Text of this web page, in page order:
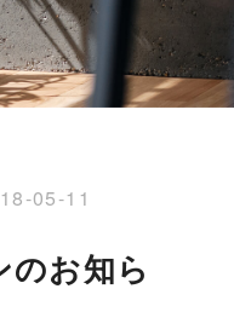
05-11
のお知ら